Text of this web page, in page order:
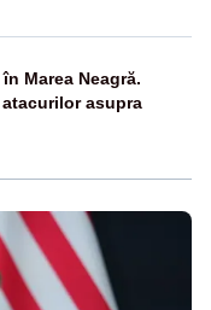
Marea Neagră.
asupra